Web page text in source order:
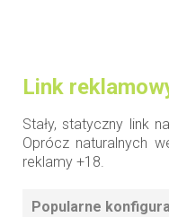
Link
Stały, statyczny link
Oprócz naturalnych
reklamy +18.
Popularne